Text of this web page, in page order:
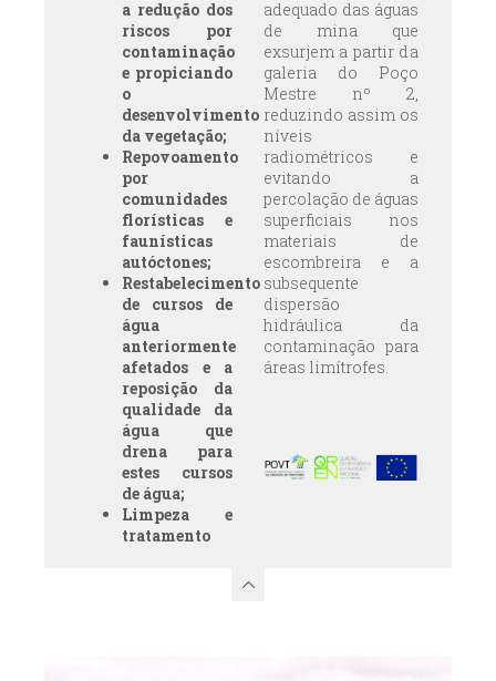
a redução dos
riscos por
contaminação
e propiciando
o
desenvolvimento
da vegetação;
Repovoamento
por
comunidades
florísticas e
faunísticas
autóctones;
Restabelecimento
de cursos de
água
anteriormente
afetados e a
reposição da
qualidade da
água que
drena para
estes cursos
de água;
Limpeza e
tratamento
adequado das águas
de mina que
exsurjem a partir da
galeria do Poço
Mestre nº 2,
reduzindo assim os
níveis
radiométricos e
evitando a
percolação de águas
superficiais nos
materiais de
escombreira e a
subsequente
dispersão
hidráulica da
contaminação para
áreas limítrofes.